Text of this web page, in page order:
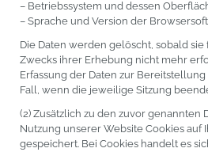
– Betriebssystem und dessen
– Sprache und Version der
Die Daten werden gelöscht, sobald
Zwecks ihrer Erhebung nicht mehr
Erfassung der Daten zur
Fall, wenn die jeweilige Sitzung
(2) Zusätzlich zu den zuvor genannten
Nutzung unserer Website Cookies auf
gespeichert. Bei Cookies handelt es